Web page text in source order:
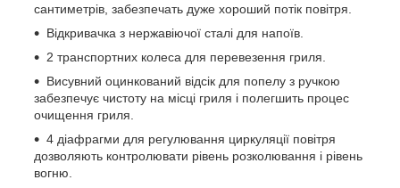
сантиметрів, забезпечать дуже хороший потік повітря.
Відкривачка з нержавіючої сталі для напоїв.
2 транспортних колеса для перевезення гриля.
Висувний оцинкований відсік для попелу з ручкою
забезпечує чистоту на місці гриля і полегшить процес
очищення гриля.
4 діафрагми для регулювання циркуляції повітря
дозволяють контролювати рівень розколювання і рівень
вогню.